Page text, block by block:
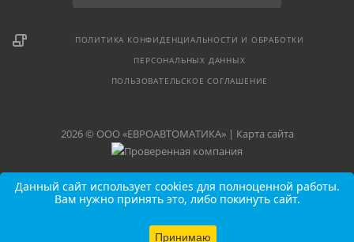
ПОЛИТИКА КОНФИДЕНЦИАЛЬНОСТИ И ОБРАБОТКИ
ПЕРСОНАЛЬНЫХ ДАННЫХ
ПОЛЬЗОВАТЕЛЬСКОЕ СОГЛАШЕНИЕ
2026 © ООО «ЕВРОАВТОМАТИКА» | Карта сайта
Данный сайт использует cookies для полноценной работы.
Вам нужно принять это, либо покинуть сайт.
Принимаю